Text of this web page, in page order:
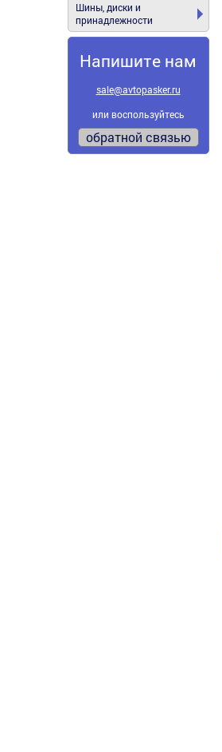
Шины, диски и
принадлежности
Напишите нам
sale@avtopasker.ru
или воспользуйтесь
обратной связью